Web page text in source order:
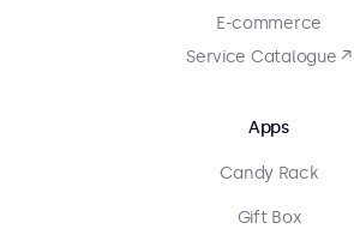
E-commerce
Service Catalogue ↗
Apps
Candy Rack
Gift Box